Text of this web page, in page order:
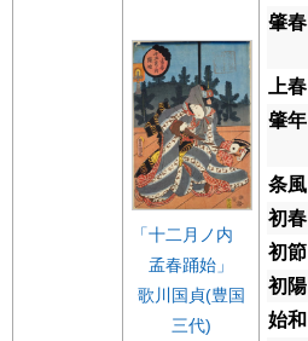
「十二月ノ内
孟春踊始」
歌川国貞(豊国
三代)
肇春
上春
肇年
条風
初春
初節
初陽
始和